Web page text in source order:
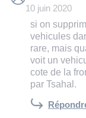
10 juin 2020
si on
vehicules
rare, mais
voit un
cote de la
par Tsahal.